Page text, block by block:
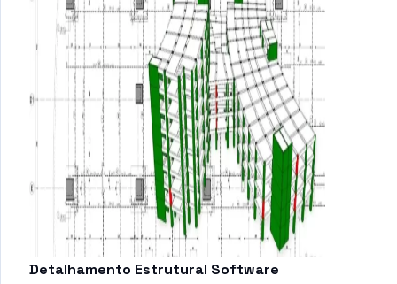
Detalhamento Estrutural Software